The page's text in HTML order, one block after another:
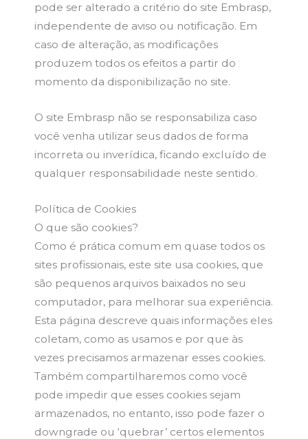
pode ser alterado a critério do site Embrasp,
independente de aviso ou notificação. Em
caso de alteração, as modificações
produzem todos os efeitos a partir do
momento da disponibilização no site.
O site Embrasp não se responsabiliza caso
você venha utilizar seus dados de forma
incorreta ou inverídica, ficando excluído de
qualquer responsabilidade neste sentido.
Política de Cookies
O que são cookies?
Como é prática comum em quase todos os
sites profissionais, este site usa cookies, que
são pequenos arquivos baixados no seu
computador, para melhorar sua experiência.
Esta página descreve quais informações eles
coletam, como as usamos e por que às
vezes precisamos armazenar esses cookies.
Também compartilharemos como você
pode impedir que esses cookies sejam
armazenados, no entanto, isso pode fazer o
downgrade ou ‘quebrar’ certos elementos